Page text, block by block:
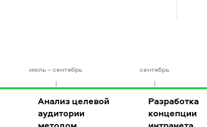
июль – сентябрь
Анализ целевой
аудитории
сентябрь
Разработка
концепции